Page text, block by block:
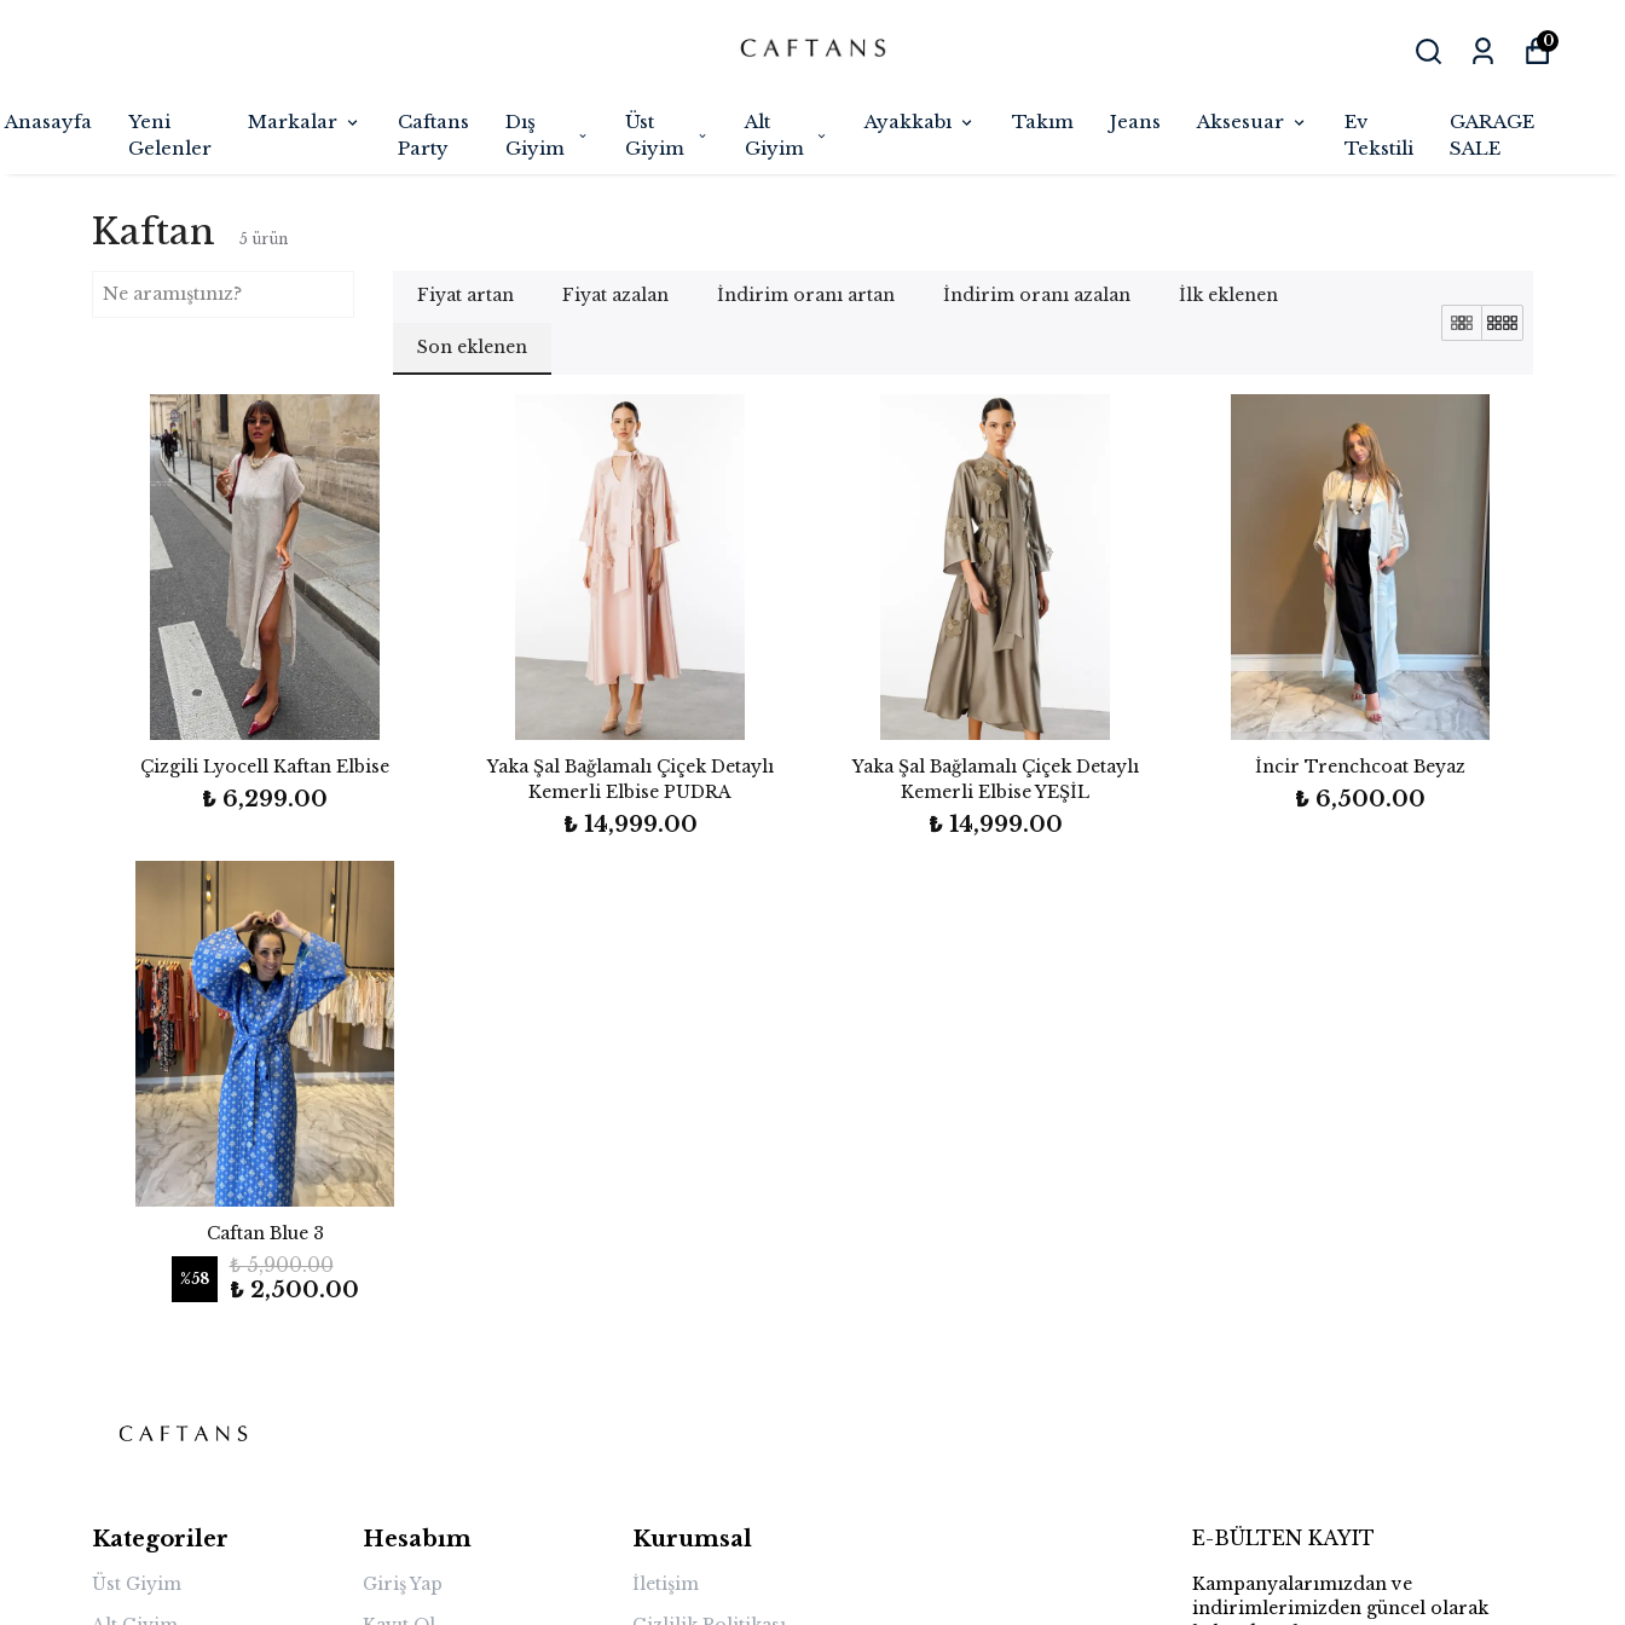
Anasayfa
Yeni
Gelenler
Markalar
Caftans
Party
Dış
Giyim
Üst
Giyim
Alt
Giyim
Ayakkabı Takım Jeans Aksesuar
Ev
Tekstili
GARAGE
SALE
0
Kaftan 5 ürün
Fiyat artan Fiyat azalan İndirim oranı artan İndirim oranı azalan İlk eklenen
Son eklenen
Çizgili Lyocell Kaftan Elbise
₺ 6,299.00
Yaka Şal Bağlamalı Çiçek Detaylı
Kemerli Elbise PUDRA
₺ 14,999.00
Yaka Şal Bağlamalı Çiçek Detaylı
Kemerli Elbise YEŞİL
₺ 14,999.00
İncir Trenchcoat Beyaz
₺ 6,500.00
Caftan Blue 3
%58
₺ 5,900.00
₺ 2,500.00
Kategoriler
Üst Giyim
Hesabım
Giriş Yap
Kurumsal
İletişim
E-BÜLTEN KAYIT
Kampanyalarımızdan ve
indirimlerimizden güncel olarak